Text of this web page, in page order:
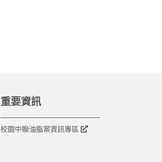
重要資訊
校園中聯油脂案資訊專區